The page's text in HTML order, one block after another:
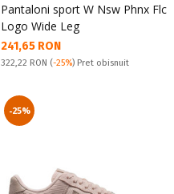
Pantaloni sport W Nsw Phnx Flc
Logo Wide Leg
Текуща цена:
241,65 RON
Pret obisnuit:
322,22 RON (-25%) Pret obisnuit
-25%